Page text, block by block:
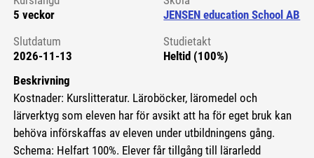
5 veckor
JENSEN education School AB
Slutdatum
2026-11-13
Studietakt
Heltid (100%)
Beskrivning
Kostnader: Kurslitteratur. Läroböcker, läromedel och
lärverktyg som eleven har för avsikt att ha för eget bruk kan
behöva införskaffas av eleven under utbildningens gång.
Schema: Helfart 100%. Elever får tillgång till lärarledd